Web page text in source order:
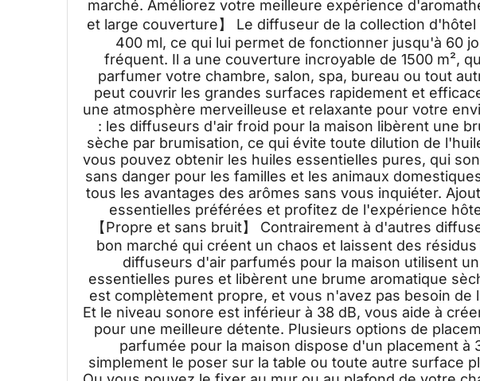
marché. Améliorez votre meilleure expérience
et large couverture】 Le diffuseur de la collection
400 ml, ce qui lui permet de fonctionner jusqu'à 60
fréquent. Il a une couverture incroyable de 1500 m²,
parfumer votre chambre, salon, spa, bureau ou tout
peut couvrir les grandes surfaces rapidement et
une atmosphère merveilleuse et relaxante pour votre
: les diffuseurs d'air froid pour la maison libèrent une
sèche par brumisation, ce qui évite toute dilution de
vous pouvez obtenir les huiles essentielles pures, qui
sans danger pour les familles et les animaux
tous les avantages des arômes sans vous inquiéter.
essentielles préférées et profitez de l'expérience
【Propre et sans bruit】 Contrairement à d'autres
bon marché qui créent un chaos et laissent des
diffuseurs d'air parfumés pour la maison utilisent
essentielles pures et libèrent une brume aromatique
est complètement propre, et vous n'avez pas besoin de
Et le niveau sonore est inférieur à 38 dB, vous aide à
pour une meilleure détente. Plusieurs options de
parfumée pour la maison dispose d'un placement à
simplement le poser sur la table ou toute autre surface